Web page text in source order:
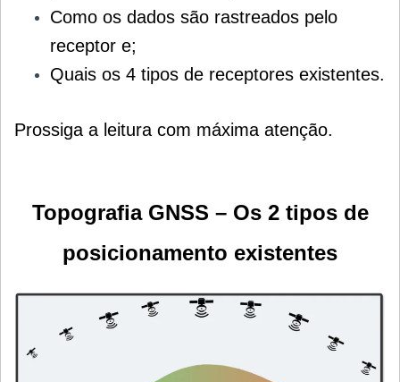
Como os dados são rastreados pelo
receptor e;
Quais os 4 tipos de receptores existentes.
Prossiga a leitura com máxima atenção.
Topografia GNSS – Os 2 tipos de
posicionamento existentes